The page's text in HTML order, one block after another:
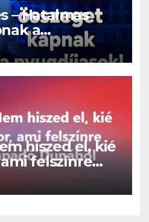
– Hatalmas
a
hiszed el, kié
felszínre
Dunából